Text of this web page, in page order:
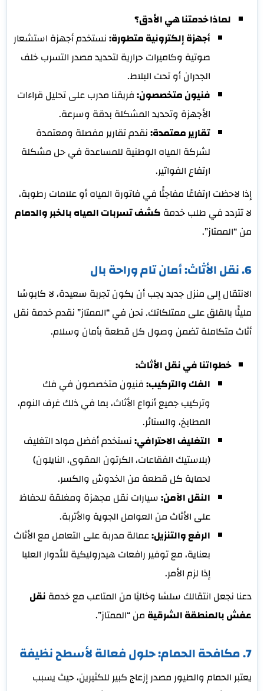
لماذا خدمتنا هي الأدق؟
أجهزة إلكترونية متطورة:نستخدم أجهزة استشعار
صوتية وكاميرات حرارية لتحديد مصدر التسرب خلف
الجدران أو تحت البلاط.
فنيون متخصصون:فريقنا مدرب على تحليل قراءات
الأجهزة وتحديد المشكلة بدقة وسرعة.
تقارير معتمدة:نقدم تقارير مفصلة ومعتمدة
لشركة المياه الوطنية للمساعدة في حل مشكلة
ارتفاع الفواتير.
إذا لاحظت ارتفاعًا مفاجئًا في فاتورة المياه أو علامات رطوبة،
لا تتردد في طلب خدمة كشف تسربات المياه بالخبر والدمام
من “الممتاز”.
6. نقل الأثاث: أمان تام وراحة بال
الانتقال إلى منزل جديد يجب أن يكون تجربة سعيدة، لا كابوسًا
مليئًا بالقلق على ممتلكاتك. نحن في “الممتاز” نقدم خدمة نقل
أثاث متكاملة تضمن وصول كل قطعة بأمان وسلام.
خطواتنا في نقل الأثاث:
الفك والتركيب:فنيون متخصصون في فك
وتركيب جميع أنواع الأثاث، بما في ذلك غرف النوم،
المطابخ، والستائر.
التغليف الاحترافي:نستخدم أفضل مواد التغليف
(بلاستيك الفقاعات، الكرتون المقوى، النايلون)
لحماية كل قطعة من الخدوش والكسر.
النقل الآمن:سيارات نقل مجهزة ومغلقة للحفاظ
على الأثاث من العوامل الجوية والأتربة.
الرفع والتنزيل:عمالة مدربة على التعامل مع الأثاث
بعناية، مع توفير رافعات هيدروليكية للأدوار العليا
إذا لزم الأمر.
دعنا نجعل انتقالك سلسًا وخاليًا من المتاعب مع خدمة نقل
عفش بالمنطقة الشرقية من “الممتاز”.
7. مكافحة الحمام: حلول فعالة لأسطح نظيفة
يعتبر الحمام والطيور مصدر إزعاج كبير للكثيرين، حيث يسبب